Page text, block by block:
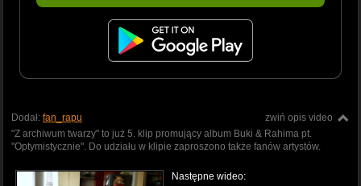
zwiń opis video
Dodał: fan_rapu
"Z archiwum twarzy" to już 5. klip promujący album Buki & Rahima pt.
"Optymistycznie". Do udziału w klipie zaproszono także fanów artystów.
Następne wideo: